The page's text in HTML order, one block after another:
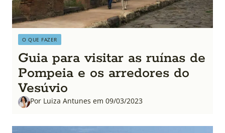
O QUE FAZER
Guia para visitar as ruínas de
Pompeia e os arredores do
Vesúvio
Por Luiza Antunes em 09/03/2023